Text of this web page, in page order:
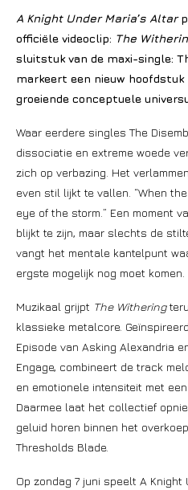
A Knight Under Maria’s Altar
officiële videoclip: The
sluitstuk van de maxi-single:
markeert een nieuw
groeiende conceptuele
Waar eerdere singles The
dissociatie en extreme woede
zich op verbazing. Het
even stil lijkt te vallen. “When
eye of the storm.” Een moment
blijkt te zijn, maar slechts de
vangt het mentale kantelpunt
ergste mogelijk nog moet komen.
Muzikaal grijpt The Withering
klassieke metalcore.
Episode van Asking Alexandria
Engage, combineert de track
en emotionele intensiteit met
Daarmee laat het collectief
geluid horen binnen het
Thresholds Blade.
Op zondag 7 juni speelt A Knight